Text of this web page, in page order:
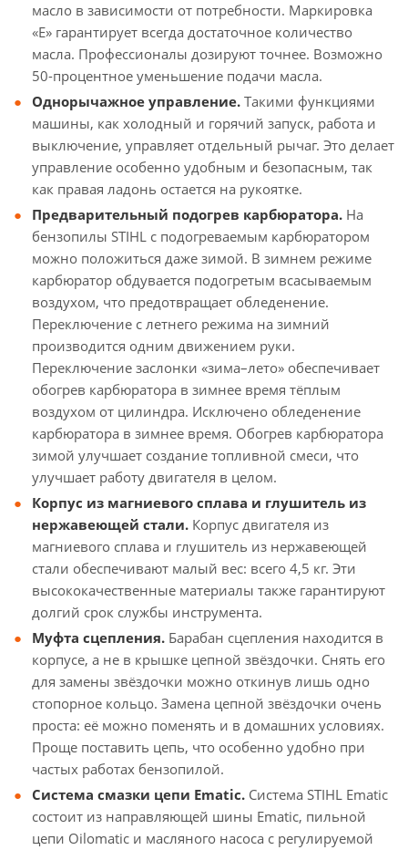
масло в зависимости от потребности. Маркировка
«Е» гарантирует всегда достаточное количество
масла. Профессионалы дозируют точнее. Возможно
50-процентное уменьшение подачи масла.
Однорычажное управление. Такими функциями
машины, как холодный и горячий запуск, работа и
выключение, управляет отдельный рычаг. Это делает
управление особенно удобным и безопасным, так
как правая ладонь остается на рукоятке.
Предварительный подогрев карбюратора. На
бензопилы STIHL с подогреваемым карбюратором
можно положиться даже зимой. В зимнем режиме
карбюратор обдувается подогретым всасываемым
воздухом, что предотвращает обледенение.
Переключение с летнего режима на зимний
производится одним движением руки.
Переключение заслонки «зима–лето» обеспечивает
обогрев карбюратора в зимнее время тёплым
воздухом от цилиндра. Исключено обледенение
карбюратора в зимнее время. Обогрев карбюратора
зимой улучшает создание топливной смеси, что
улучшает работу двигателя в целом.
Корпус из магниевого сплава и глушитель из
нержавеющей стали. Корпус двигателя из
магниевого сплава и глушитель из нержавеющей
стали обеспечивают малый вес: всего 4,5 кг. Эти
высококачественные материалы также гарантируют
долгий срок службы инструмента.
Муфта сцепления. Барабан сцепления находится в
корпусе, а не в крышке цепной звёздочки. Снять его
для замены звёздочки можно откинув лишь одно
стопорное кольцо. Замена цепной звёздочки очень
проста: её можно поменять и в домашних условиях.
Проще поставить цепь, что особенно удобно при
частых работах бензопилой.
Система смазки цепи Ematic. Система STIHL Ematic
состоит из направляющей шины Ematic, пильной
цепи Oilomatic и масляного насоса с регулируемой